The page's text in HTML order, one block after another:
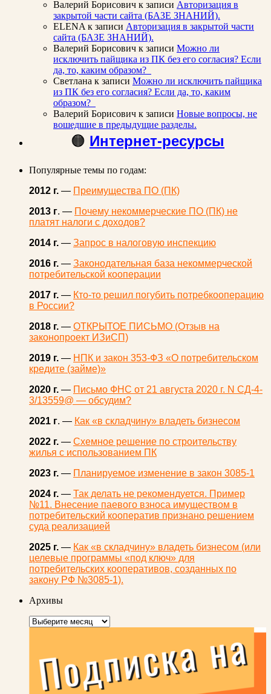
Валерий Борисович к записи Авторизация в
закрытой части сайта (БАЗЕ ЗНАНИЙ).
ELENA к записи Авторизация в закрытой части
сайта (БАЗЕ ЗНАНИЙ).
Валерий Борисович к записи Можно ли
исключить пайщика из ПК без его согласия? Если
да, то, каким образом?
Светлана к записи Можно ли исключить пайщика
из ПК без его согласия? Если да, то, каким
образом?
Валерий Борисович к записи Новые вопросы, не
вошедшие в предыдущие разделы.
🟠 Интернет-ресурсы
Популярные темы по годам:
2012 г. — Преимущества ПО (ПК)
2013 г. — Почему некоммерческие ПО (ПК) не
платят налоги с доходов?
2014 г. — Запрос в налоговую инспекцию
2016 г. — Законодательная база некоммерческой
потребительской кооперации
2017 г. — Кто-то решил погубить потребкооперацию
в России?
2018 г. — ОТКРЫТОЕ ПИСЬМО (Отзыв на
законопроект ИЗиСП)
2019 г. — НПК и закон 353-ФЗ «О потребительском
кредите (займе)»
2020 г. — Письмо ФНС от 21 августа 2020 г. N СД-4-
3/13559@ — обсудим?
2021 г. — Как «в складчину» владеть бизнесом
2022 г. — Схемное решение по строительству
жилья с использованием ПК
2023 г. — Планируемое изменение в закон 3085-1
2024 г. — Так делать не рекомендуется. Пример
№11. Внесение паевого взноса имуществом в
потребительский кооператив признано решением
суда реализацией
2025 г. — Как «в складчину» владеть бизнесом (или
целевые программы «под ключ» для
потребительских кооперативов, созданных по
закону РФ №3085-1).
Архивы
Архивы